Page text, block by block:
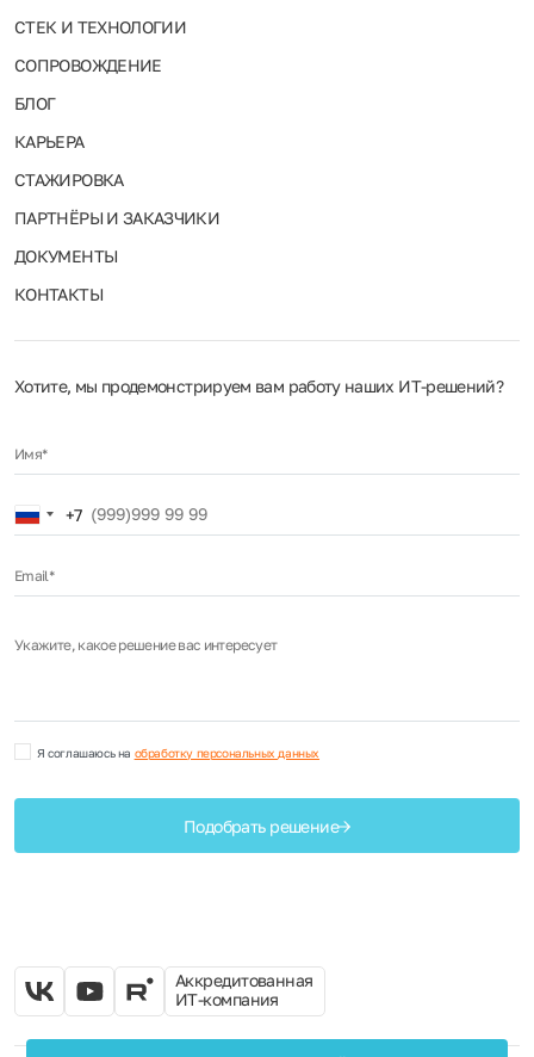
СТЕК И ТЕХНОЛОГИИ
СОПРОВОЖДЕНИЕ
БЛОГ
КАРЬЕРА
СТАЖИРОВКА
ПАРТНЁРЫ И ЗАКАЗЧИКИ
ДОКУМЕНТЫ
КОНТАКТЫ
Хотите, мы продемонстрируем вам работу наших ИТ‑решений?
Имя*
Russia
+7
+7
Email*
Укажите, какое решение вас интересует
Я соглашаюсь на обработку персональных данных
Подобрать решение
Аккредитованная
ИТ-компания